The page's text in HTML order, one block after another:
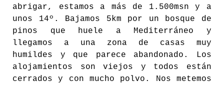
abrigar, estamos a más de 1.500msn y a
unos 14º. Bajamos 5km por un bosque de
pinos que huele a Mediterráneo y
llegamos a una zona de casas muy
humildes y que parece abandonado. Los
alojamientos son viejos y todos están
cerrados y con mucho polvo. Nos metemos